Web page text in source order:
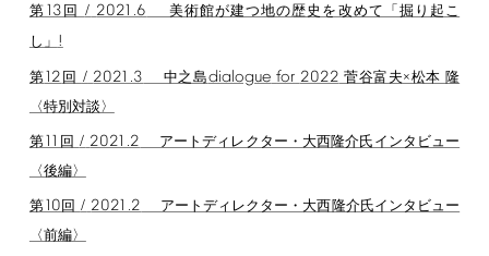
第 13 回 / 2021.6 美術館が建つ地の歴史を改めて「掘り起こ
し」 !
第12 回 / 2021.3 中之島dialogue for 2022 菅谷富夫×松本 隆
〈特別対談〉
第11 回 / 2021.2 アートディレクター・大西隆介氏インタビュー
〈後編〉
第10 回 / 2021.2 アートディレクター・大西隆介氏インタビュー
〈前編〉